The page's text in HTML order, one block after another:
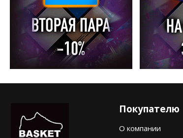
Покупателю
О компании